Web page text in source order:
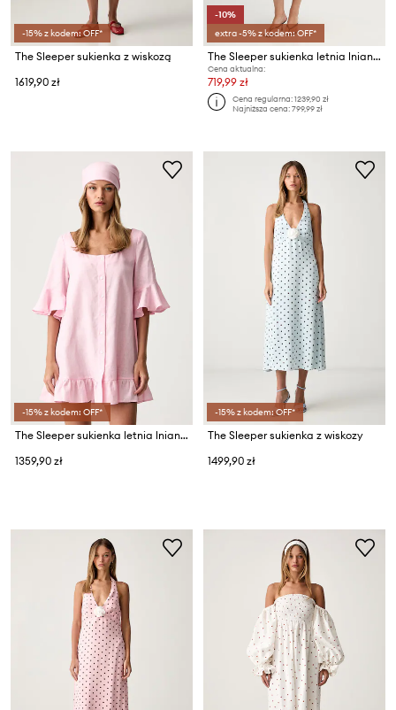
-15% z kodem: OFF*
The Sleeper sukienka z wiskozą
1619,90 zł
-10%
extra -5% z kodem: OFF*
The Sleeper sukienka letnia lniana
Cena aktualna:
719,99 zł
Cena regularna:1239,90 zł
Najniższa cena:799,99 zł
-15% z kodem: OFF*
The Sleeper sukienka letnia lniana
1359,90 zł
-15% z kodem: OFF*
The Sleeper sukienka z wiskozy
1499,90 zł